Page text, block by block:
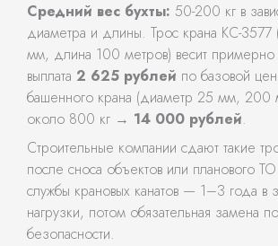
Средний вес бухты: 50-200 кг в
диаметра и длины. Трос крана КС-3577
мм, длина 100 метров) весит
выплата 2 625 рублей по базовой
башенного крана (диаметр 25 мм, 200
около 800 кг → 14 000 рублей.
Строительные компании сдают такие
после сноса объектов или планового
службы крановых канатов — 1–3 года в
нагрузки, потом обязательная замена
безопасности.